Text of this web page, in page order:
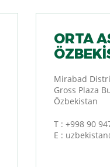
ORTA
Mirabad
Gross Plaza
Özbekistan
T : +998 90
E :